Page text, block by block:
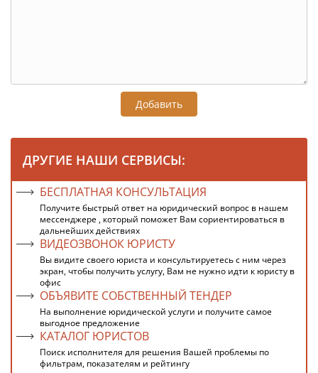
Добавить
ДРУГИЕ НАШИ СЕРВИСЫ:
БЕСПЛАТНАЯ КОНСУЛЬТАЦИЯ
Получите быстрый ответ на юридический вопрос в нашем
мессенджере , который поможет Вам сориентироваться в
дальнейших действиях
ВИДЕОЗВОНОК ЮРИСТУ
Вы видите своего юриста и консультируетесь с ним через
экран, чтобы получить услугу, Вам не нужно идти к юристу в
офис
ОБЪЯВИТЕ СОБСТВЕННЫЙ ТЕНДЕР
На выполнение юридической услуги и получите самое
выгодное предложение
КАТАЛОГ ЮРИСТОВ
Поиск исполнителя для решения Вашей проблемы по
фильтрам, показателям и рейтингу